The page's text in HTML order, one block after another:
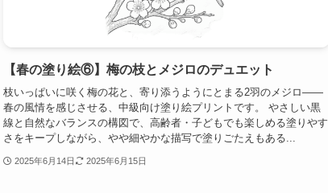
【春の塗り絵⑥】梅の枝とメジロのデュエット
枝いっぱいに咲く梅の花と、寄り添うようにとまる2羽のメジロ——
春の風情を感じさせる、中級向け塗り絵プリントです。 やさしい黒
線と自然なバランスの構図で、高齢者・子どもでも楽しめる塗りやす
さをキープしながら、やや細やかな描写で塗りごたえもある...
2025年6月14日 2025年6月15日